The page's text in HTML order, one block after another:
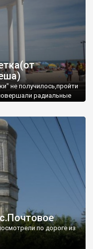
не получилось,пройти
радиальные
по дороге из